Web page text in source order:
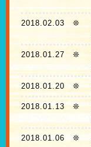
2018.02.03 ❊
2018.01.27 ❊
2018.01.20 ❊
2018.01.13❊
2018.01.06 ❊